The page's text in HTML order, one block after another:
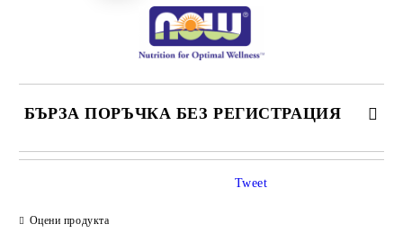
БЪРЗА ПОРЪЧКА БЕЗ РЕГИСТРАЦИЯ
САМО ПОПЪЛНЕТЕ 1 ПОЛЕ
Ние ще се свържем с вас в рамките на работния ден.
Оцени продукта
Tweet